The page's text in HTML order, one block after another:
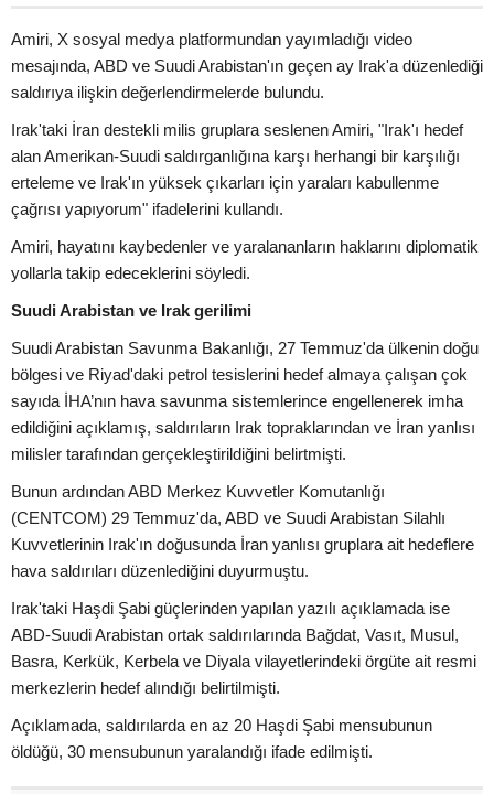
Amiri, X sosyal medya platformundan yayımladığı video
mesajında, ABD ve Suudi Arabistan'ın geçen ay Irak'a düzenlediği
saldırıya ilişkin değerlendirmelerde bulundu.
Irak'taki İran destekli milis gruplara seslenen Amiri, "Irak'ı hedef
alan Amerikan-Suudi saldırganlığına karşı herhangi bir karşılığı
erteleme ve Irak'ın yüksek çıkarları için yaraları kabullenme
çağrısı yapıyorum" ifadelerini kullandı.
Amiri, hayatını kaybedenler ve yaralananların haklarını diplomatik
yollarla takip edeceklerini söyledi.
Suudi Arabistan ve Irak gerilimi
Suudi Arabistan Savunma Bakanlığı, 27 Temmuz'da ülkenin doğu
bölgesi ve Riyad'daki petrol tesislerini hedef almaya çalışan çok
sayıda İHA’nın hava savunma sistemlerince engellenerek imha
edildiğini açıklamış, saldırıların Irak topraklarından ve İran yanlısı
milisler tarafından gerçekleştirildiğini belirtmişti.
Bunun ardından ABD Merkez Kuvvetler Komutanlığı
(CENTCOM) 29 Temmuz'da, ABD ve Suudi Arabistan Silahlı
Kuvvetlerinin Irak'ın doğusunda İran yanlısı gruplara ait hedeflere
hava saldırıları düzenlediğini duyurmuştu.
Irak'taki Haşdi Şabi güçlerinden yapılan yazılı açıklamada ise
ABD-Suudi Arabistan ortak saldırılarında Bağdat, Vasıt, Musul,
Basra, Kerkük, Kerbela ve Diyala vilayetlerindeki örgüte ait resmi
merkezlerin hedef alındığı belirtilmişti.
Açıklamada, saldırılarda en az 20 Haşdi Şabi mensubunun
öldüğü, 30 mensubunun yaralandığı ifade edilmişti.